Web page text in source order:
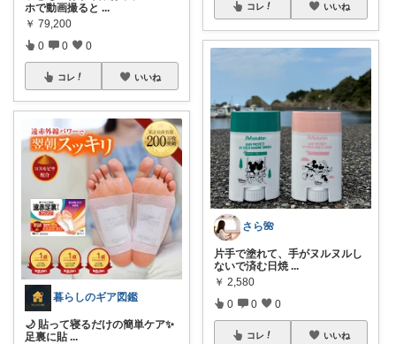
ホで動画撮ると ...
￥ 79,200
0 0 0
コレ いいね
暮らしのギア図鑑
🌙 貼って寝るだけの簡単ケア✨
足裏に貼 ...
コレ いいね
さら🌺
片手で塗れて、手がヌルヌルし
ないで済む日焼 ...
￥ 2,580
0 0 0
コレ いいね